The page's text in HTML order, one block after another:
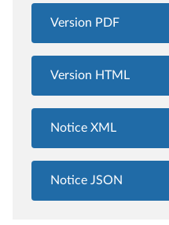
Version PDF
Version HTML
Notice XML
Notice JSON